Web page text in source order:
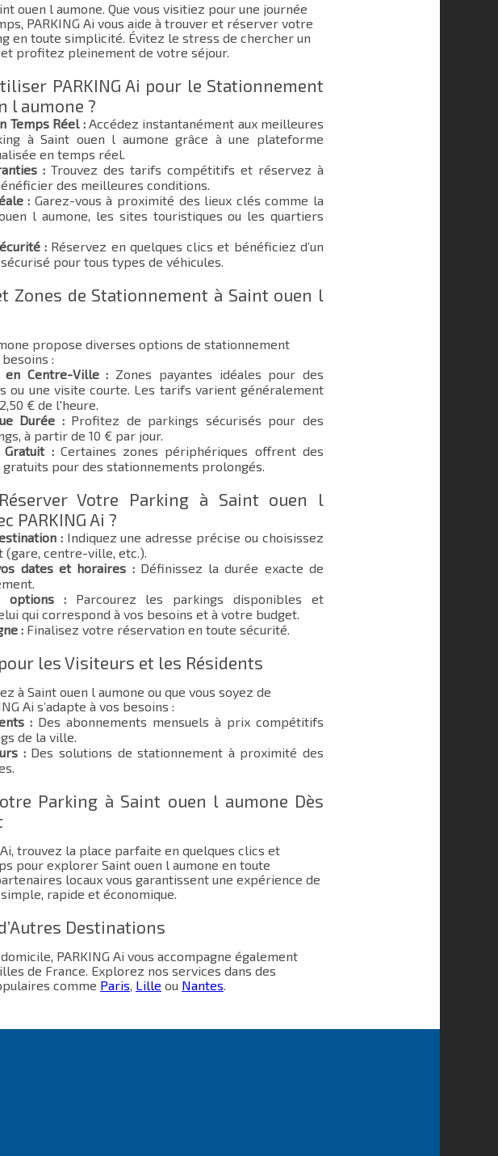
ouen l aumone. Que vous visitiez pour une journée
PARKING Ai vous aide à trouver et réserver votre
en toute simplicité. Évitez le stress de chercher un
profitez pleinement de votre séjour.
PARKING Ai pour le Stationnement
l aumone ?
Temps Réel :Accédez instantanément aux meilleures
à Saint ouen l aumone grâce à une plateforme
en temps réel.
: Trouvez des tarifs compétitifs et réservez à
des meilleures conditions.
: Garez-vous à proximité des lieux clés comme la
l aumone, les sites touristiques ou les quartiers
:Réservez en quelques clics et bénéficiez d’un
pour tous types de véhicules.
Zones de Stationnement à Saint ouen l
propose diverses options de stationnement
:
en Centre-Ville : Zones payantes idéales pour des
ou une visite courte. Les tarifs varient généralement
€ de l'heure.
Durée :Profitez de parkings sécurisés pour des
à partir de 10 € par jour.
Gratuit :Certaines zones périphériques offrent des
pour des stationnements prolongés.
Votre Parking à Saint ouen l
PARKING Ai ?
:Indiquez une adresse précise ou choisissez
(gare, centre-ville, etc.).
dates et horaires :Définissez la durée exacte de
options :Parcourez les parkings disponibles et
qui correspond à vos besoins et à votre budget.
: Finalisez votre réservation en toute sécurité.
les Visiteurs et les Résidents
à Saint ouen l aumone ou que vous soyez de
Ai s’adapte à vos besoins :
: Des abonnements mensuels à prix compétitifs
de la ville.
:Des solutions de stationnement à proximité des
Parking à Saint ouen l aumone Dès
Ai, trouvez la place parfaite en quelques clics et
pour explorer Saint ouen l aumone en toute
locaux vous garantissent une expérience de
rapide et économique.
Destinations
PARKING Ai vous accompagne également
de France. Explorez nos services dans des
comme Paris, Lille ou Nantes.